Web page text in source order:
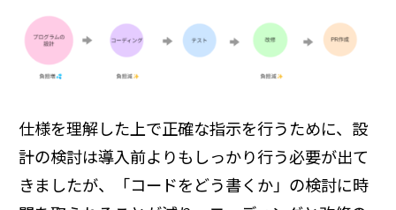
仕様を理解した上で正確な指示を行うために、設
計の検討は導入前よりもしっかり行う必要が出て
きましたが、「コードをどう書くか」の検討に時